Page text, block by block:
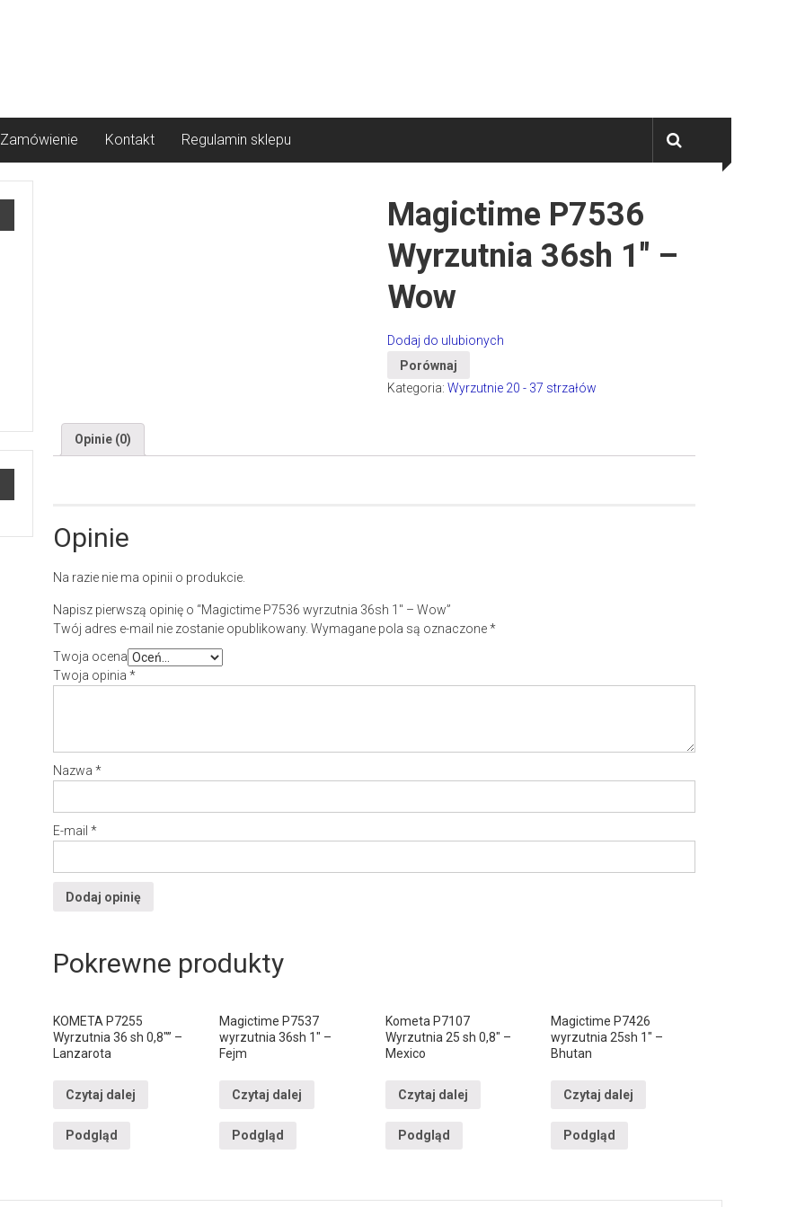
Zamówienie Kontakt Regulamin sklepu
Magictime P7536
Wyrzutnia 36sh 1″ –
Wow
Dodaj do ulubionych
Porównaj
Kategoria: Wyrzutnie 20 - 37 strzałów
Opinie (0)
Opinie
Na razie nie ma opinii o produkcie.
Napisz pierwszą opinię o “Magictime P7536 wyrzutnia 36sh 1″ – Wow”
Twój adres e-mail nie zostanie opublikowany. Wymagane pola są oznaczone*
Twoja ocena
Twoja opinia *
Nazwa *
E-mail *
Pokrewne produkty
KOMETA P7255
Wyrzutnia 36 sh 0,8″” –
Lanzarota
Czytaj dalej
Podgląd
Magictime P7537
wyrzutnia 36sh 1″ –
Fejm
Czytaj dalej
Podgląd
Kometa P7107
Wyrzutnia 25 sh 0,8″ –
Mexico
Czytaj dalej
Podgląd
Magictime P7426
wyrzutnia 25sh 1″ –
Bhutan
Czytaj dalej
Podgląd